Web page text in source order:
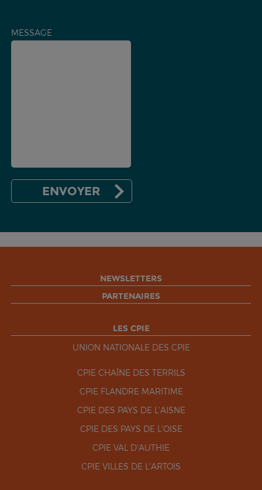
MESSAGE
NEWSLETTERS
PARTENAIRES
LES CPIE
UNION NATIONALE DES CPIE
CPIE CHAÎNE DES TERRILS
CPIE FLANDRE MARITIME
CPIE DES PAYS DE L'AISNE
CPIE DES PAYS DE L'OISE
CPIE VAL D'AUTHIE
CPIE VILLES DE L'ARTOIS